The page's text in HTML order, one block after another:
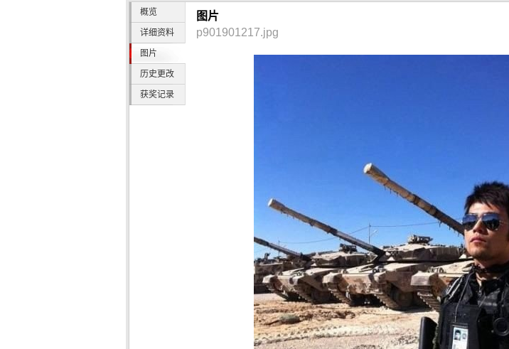
概览
详细资料
图片
历史更改
获奖记录
图片
p901901217.jpg